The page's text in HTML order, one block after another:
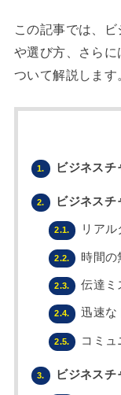
この記事では、
や選び方、さら
ついて解説します
1. ビジネスチ
2. ビジネスチ
2.1. リア
2.2. 時間の
2.3. 伝達ミ
2.4. 迅速な
2.5. コミュ
3. ビジネスチ